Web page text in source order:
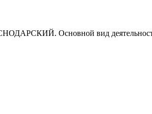
Основной вид